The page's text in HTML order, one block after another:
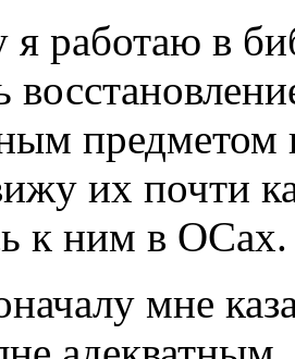
я работаю в
предметом
их почти
к ним в ОСах.
мне